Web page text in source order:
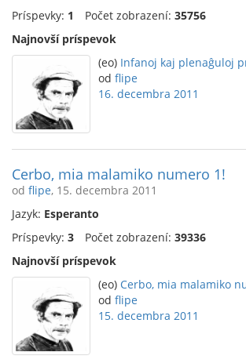
Príspevky: 1 Počet zobrazení: 35756
Najnovší príspevok
(eo) Infanoj kaj plenaĝuloj
od flipe
16. decembra 2011
Cerbo, mia malamiko numero 1!
od flipe, 15. decembra 2011
Jazyk: Esperanto
Príspevky: 3 Počet zobrazení: 39336
Najnovší príspevok
(eo) Cerbo, mia malamiko
od flipe
15. decembra 2011